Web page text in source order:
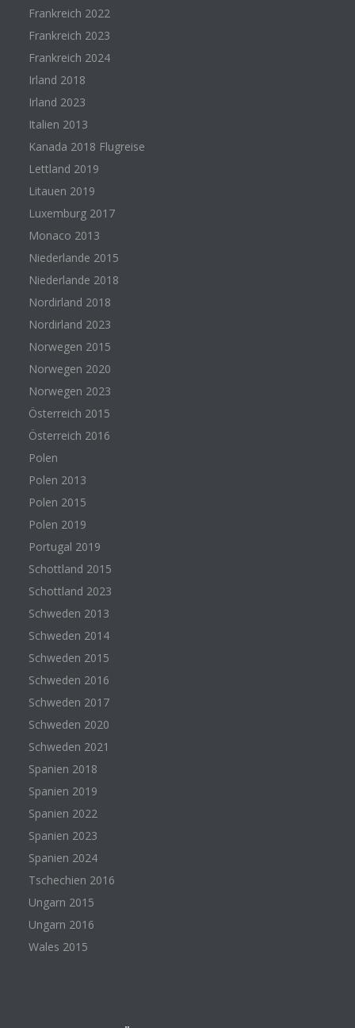
Frankreich 2022
Frankreich 2023
Frankreich 2024
Irland 2018
Irland 2023
Italien 2013
Kanada 2018 Flugreise
Lettland 2019
Litauen 2019
Luxemburg 2017
Monaco 2013
Niederlande 2015
Niederlande 2018
Nordirland 2018
Nordirland 2023
Norwegen 2015
Norwegen 2020
Norwegen 2023
Österreich 2015
Österreich 2016
Polen
Polen 2013
Polen 2015
Polen 2019
Portugal 2019
Schottland 2015
Schottland 2023
Schweden 2013
Schweden 2014
Schweden 2015
Schweden 2016
Schweden 2017
Schweden 2020
Schweden 2021
Spanien 2018
Spanien 2019
Spanien 2022
Spanien 2023
Spanien 2024
Tschechien 2016
Ungarn 2015
Ungarn 2016
Wales 2015